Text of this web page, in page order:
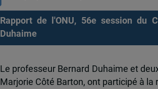
Rapport de l'ONU, 56e session du
Duhaime
Le professeur Bernard Duhaime et
Marjorie Côté Barton, ont participé à